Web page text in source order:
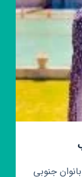
جنوبی